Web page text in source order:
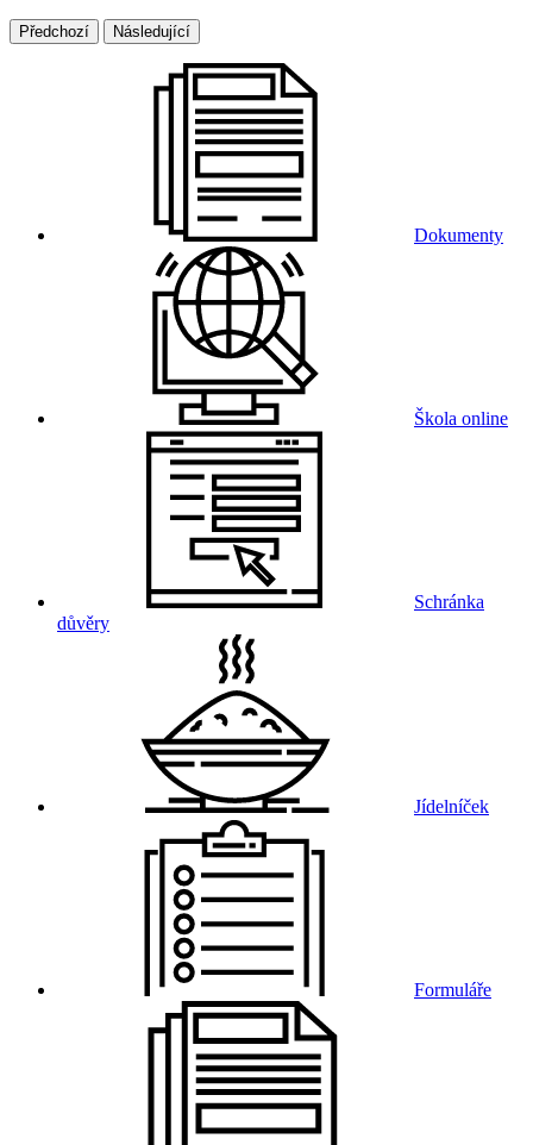
Předchozí Následující
Dokumenty
Škola online
Schránka
důvěry
Jídelníček
Formuláře